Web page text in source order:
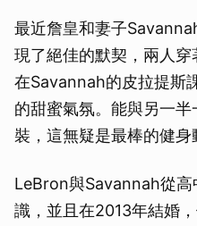
最近詹皇和妻子
現了絕佳的默契，兩人穿
在Savannah的皮拉提斯
的甜蜜氣氛。能與另一
裝，這無疑是最棒的健身
LeBron與Savannah從
識，並且在2013年結婚